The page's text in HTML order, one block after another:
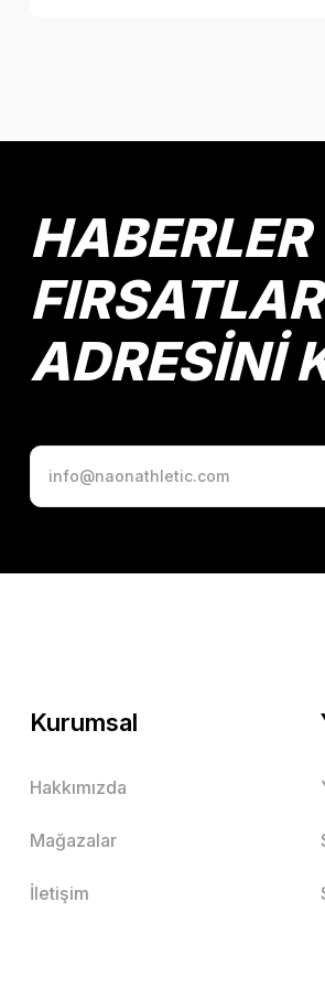
Ürün resmi kalitesiz, bozuk veya
Ürün fiyatı diğer sitelerden daha
Bu ürüne benzer farklı alternatifler
ADRESİNİ
Kurumsal
Hakkımızda
Mağazalar
İletişim